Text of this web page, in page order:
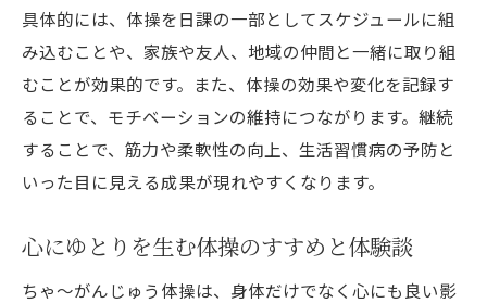
具体的には、体操を日課の一部としてスケジュールに組
み込むことや、家族や友人、地域の仲間と一緒に取り組
むことが効果的です。また、体操の効果や変化を記録す
ることで、モチベーションの維持につながります。継続
することで、筋力や柔軟性の向上、生活習慣病の予防と
いった目に見える成果が現れやすくなります。
心にゆとりを生む体操のすすめと体験談
ちゃ～がんじゅう体操は、身体だけでなく心にも良い影